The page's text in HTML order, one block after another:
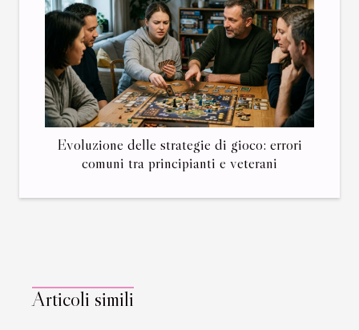
Evoluzione delle strategie di gioco: errori
comuni tra principianti e veterani
Articoli simili